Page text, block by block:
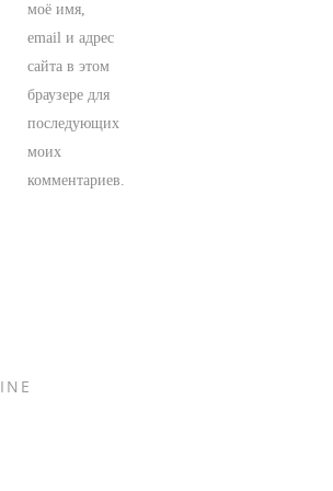
моё имя,
email и адрес
сайта в этом
браузере для
последующих
моих
комментариев.